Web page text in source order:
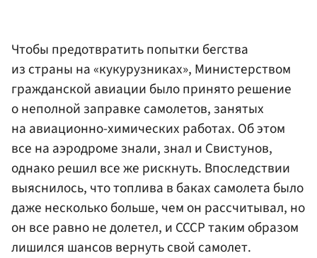
Чтобы предотвратить попытки бегства
из страны на «кукурузниках», Министерством
гражданской авиации было принято решение
о неполной заправке самолетов, занятых
на авиационно-химических работах. Об этом
все на аэродроме знали, знал и Свистунов,
однако решил все же рискнуть. Впоследствии
выяснилось, что топлива в баках самолета было
даже несколько больше, чем он рассчитывал, но
он все равно не долетел, и СССР таким образом
лишился шансов вернуть свой самолет.